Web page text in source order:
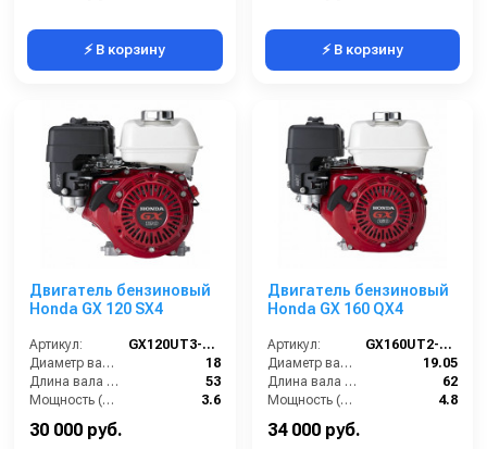
⚡ В корзину ⚡ В корзину
Двигатель бензиновый
Honda GX 120 SX4
Артикул:
GX120UT3-SX4
Диаметр вала (мм):
18
Длина вала (мм):
53
Мощность (л/с):
3.6
Объем двигателя (см3):
30 000 руб.
Двигатель бензиновый
Honda GX 160 QX4
Артикул:
GX160UT2-QX4
Диаметр вала (мм):
19.05
Длина вала (мм):
62
Мощность (л/с):
4.8
Объем двигателя (см3):
34 000 руб.